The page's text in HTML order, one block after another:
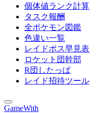
個体値ランク計算
タスク報酬
全ポケモン図鑑
色違い一覧
レイドボス早見表
ロケット団幹部
R団したっぱ
レイド招待ツール
GameWith